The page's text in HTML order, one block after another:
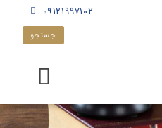
۰۹۱۲۱۹۹۷۱۰۲